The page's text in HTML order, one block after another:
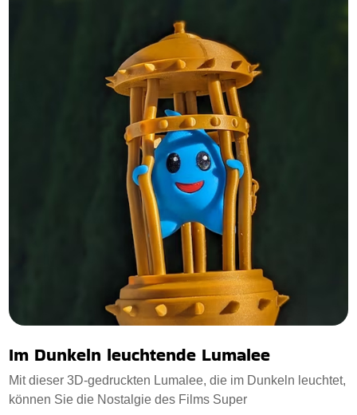
Im Dunkeln leuchtende Lumalee
Mit dieser 3D-gedruckten Lumalee, die im Dunkeln leuchtet,
können Sie die Nostalgie des Films Super